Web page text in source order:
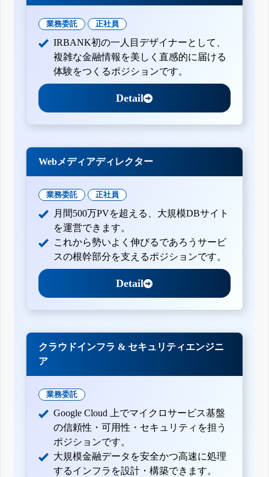
業務委託 正社員
IRBANK初の一人目デザイナーとして、
複雑な金融情報を美しく直感的に届ける
体験をつくるポジションです。
Detail
Webメディアディレクター
業務委託 正社員
月間500万PVを超える、大規模DBサイト
を運営できます。
これから勢いよく伸びるであろうサービ
スの根幹部分を支えるポジションです。
Detail
クラウドインフラ & セキュリティエンジニ
ア
業務委託
Google Cloud 上でマイクロサービス基盤
の信頼性・可用性・セキュリティを担う
ポジションです。
大規模金融データを安全かつ高速に処理
するインフラを設計・構築できます。